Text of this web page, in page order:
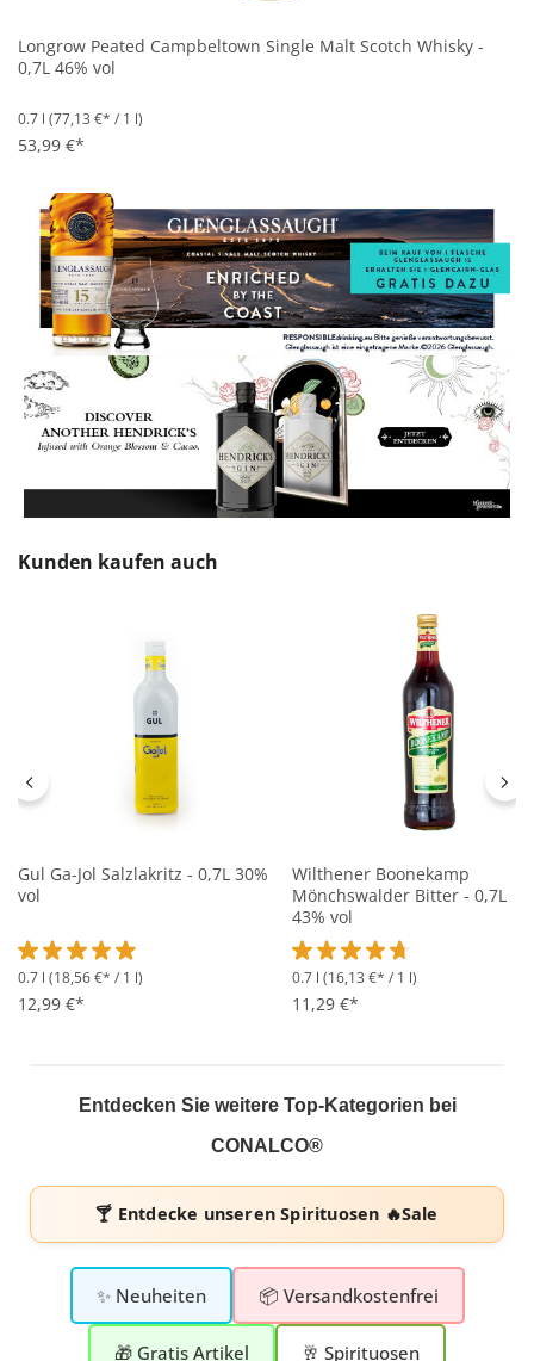
Longrow Peated Campbeltown Single Malt Scotch Whisky -
0,7L 46% vol
0.7 l (77,13 €* / 1 l)
53,99 €*
Produktgalerie überspringen
Kunden kaufen auch
Gul Ga-Jol Salzlakritz - 0,7L 30%
vol
Durchschnittliche Bewertung von 4.9 von 5 Sternen
0.7 l (18,56 €* / 1 l)
12,99 €*
Wilthener Boonekamp
Mönchswalder Bitter - 0,7L
43% vol
Durchschnittliche
0.7 l (16,13 €* / 1 l)
11,29 €*
Entdecken Sie weitere Top-Kategorien bei
CONALCO®
🍸 Entdecke unserenSpirituosen 🔥Sale
✨ Neuheiten 📦 Versandkostenfrei
🎁 Gratis Artikel 🥂 Spirituosen